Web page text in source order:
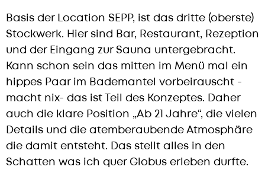
Basis der Location SEPP, ist das dritte (oberste)
Stockwerk. Hier sind Bar, Restaurant, Rezeption
und der Eingang zur Sauna untergebracht.
Kann schon sein das mitten im Menü mal ein
hippes Paar im Bademantel vorbeirauscht -
macht nix- das ist Teil des Konzeptes. Daher
auch die klare Position „Ab 21 Jahre“, die vielen
Details und die atemberaubende Atmosphäre
die damit entsteht. Das stellt alles in den
Schatten was ich quer Globus erleben durfte.